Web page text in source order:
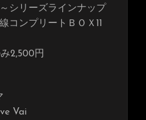
シリーズラインナップ
コンプリートＢＯＸ11
2,500円
Vai